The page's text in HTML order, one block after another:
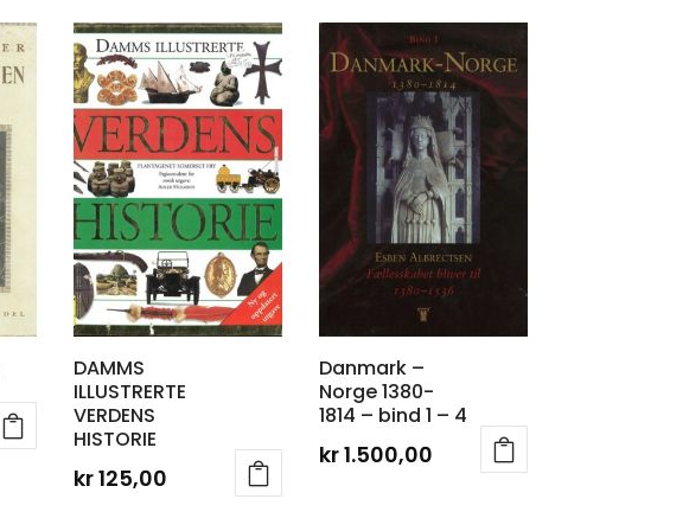
DAMMS
ILLUSTRERTE
VERDENS
HISTORIE
kr125,00
Danmark –
Norge 1380-
1814 – bind 1 – 4
kr1.500,00